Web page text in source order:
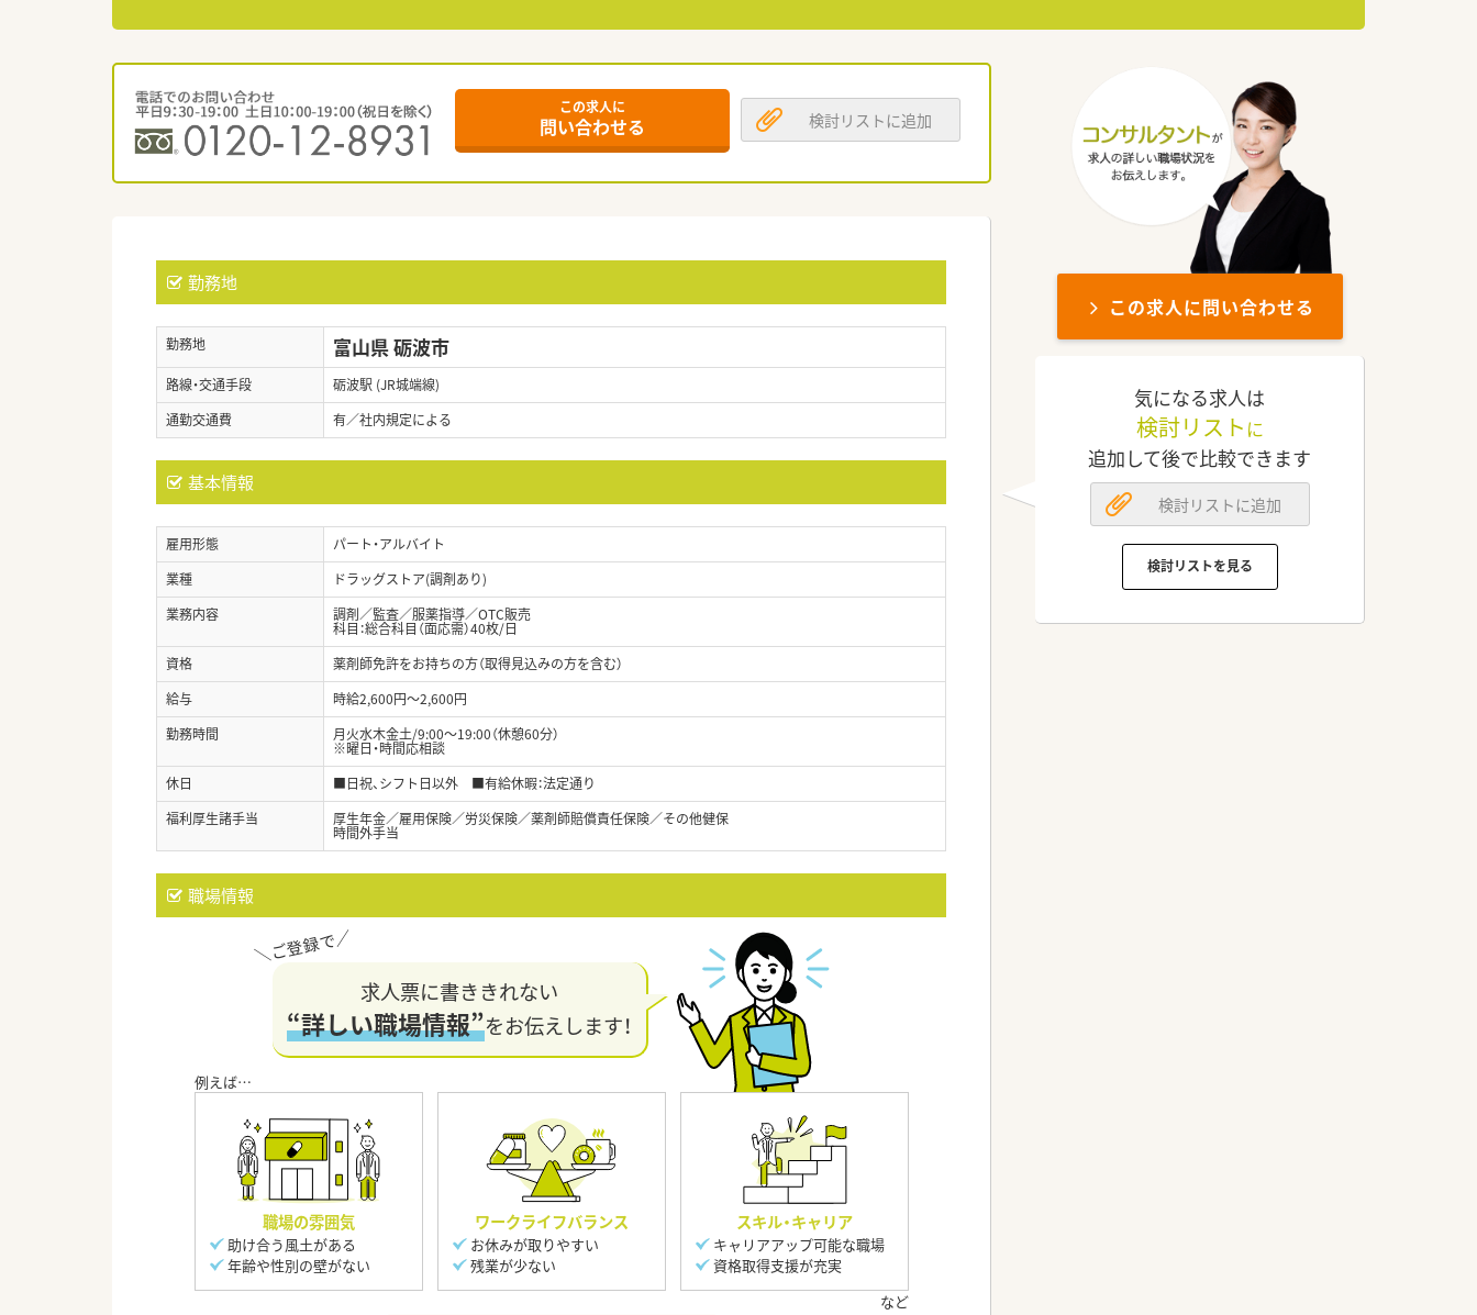
この求人に
問い合わせる 検討リストに追加
勤務地
勤務地 富山県 砺波市
路線・交通手段
砺波駅 (JR城端線)
通勤交通費
有／社内規定による
基本情報
雇用形態
パート・アルバイト
業種
ドラッグストア(調剤あり)
業務内容
調剤／監査／服薬指導／OTC販売
科目：総合科目（面応需）40枚/日
資格
薬剤師免許をお持ちの方（取得見込みの方を含む）
給与
時給2,600円～2,600円
勤務時間
月火水木金土/9:00～19:00（休憩60分）
※曜日・時間応相談
休日
■日祝、シフト日以外 ■有給休暇：法定通り
福利厚生諸手当
厚生年金／雇用保険／労災保険／薬剤師賠償責任保険／その他健保
時間外手当
職場情報
求人票に書ききれない
“詳しい職場情報”をお伝えします！
職場の雰囲気
助け合う風土がある
年齢や性別の壁がない
ワークライフバランス
お休みが取りやすい
残業が少ない
スキル・キャリア
キャリアアップ可能な職場
資格取得支援が充実
この求人に問い合わせる
気になる求人は
検討リスト に
追加して後で比較できます
検討リストに追加
検討リストを見る